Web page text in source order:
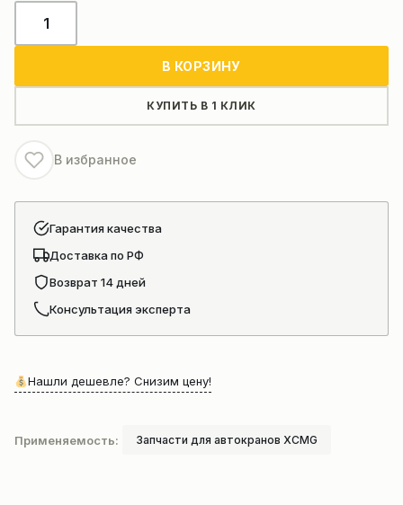
товара
В КОРЗИНУ
КУПИТЬ В 1 КЛИК
В избранное
Гарантия качества
Доставка по РФ
Возврат 14 дней
Консультация эксперта
Нашли дешевле? Снизим цену!
Применяемость: Запчасти для автокранов XCMG